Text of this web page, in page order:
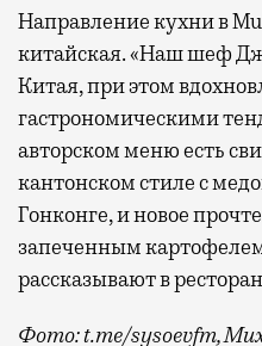
Направление кухни в
китайская. «Наш шеф
Китая, при этом
гастрономическими
авторском меню есть
кантонском стиле с
Гонконге, и новое
запеченным
рассказывают в
Фото: t.me/sysoevfm,